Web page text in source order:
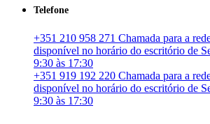
Telefone
+351 210 958 271 Chamada para a
disponível no horário do escritório de
9:30 às 17:30
+351 919 192 220 Chamada para a
disponível no horário do escritório de
9:30 às 17:30